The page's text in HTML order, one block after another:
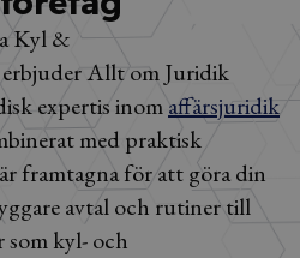
Kyl &
Allt om Juridik
expertis inomaffärsjuridik
med praktisk
framtagna för att göra din
avtal och rutiner till
som kyl- och